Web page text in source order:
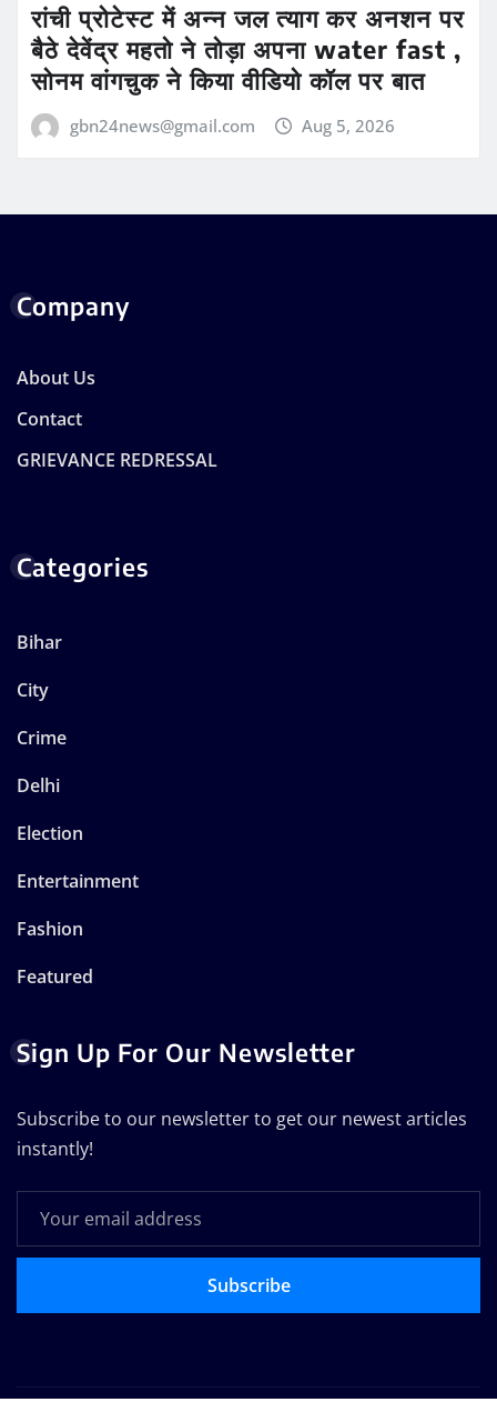
रांची प्रोटेस्ट में अन्न जल त्याग कर अनशन पर
बैठे देवेंद्र महतो ने तोड़ा अपना water fast ,
सोनम वांगचुक ने किया वीडियो कॉल पर बात
gbn24news@gmail.com Aug 5, 2026
Company
About Us
Contact
GRIEVANCE REDRESSAL
Categories
Bihar
City
Crime
Delhi
Election
Entertainment
Fashion
Featured
Sign Up For Our Newsletter
Subscribe to our newsletter to get our newest articles
instantly!
Subscribe